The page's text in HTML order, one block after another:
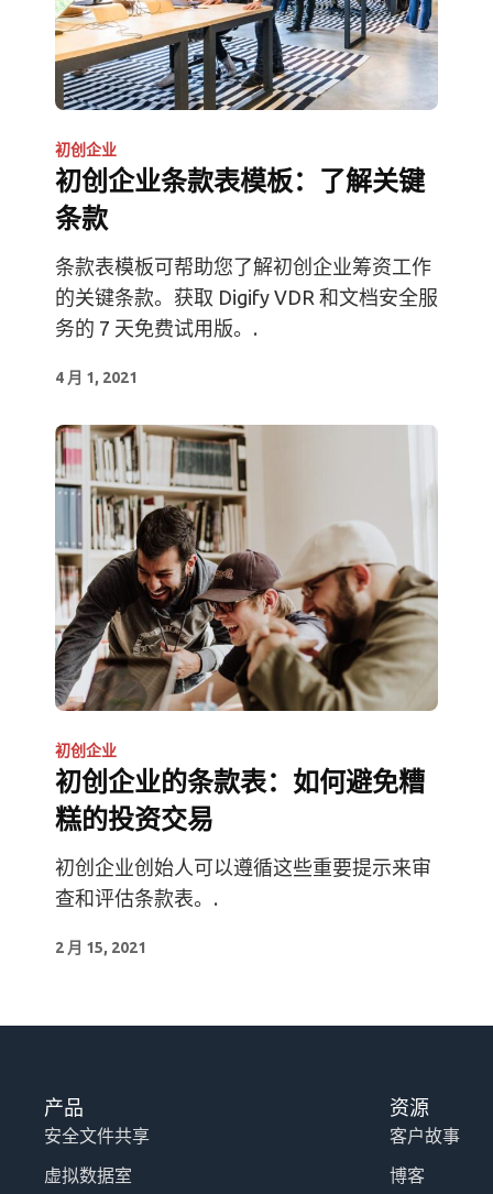
初创企业
初创企业条款表模板：了解关键
条款
条款表模板可帮助您了解初创企业筹资工作
的关键条款。获取 Digify VDR 和文档安全服
务的 7 天免费试用版。.
4 月 1, 2021
初创企业
初创企业的条款表：如何避免糟
糕的投资交易
初创企业创始人可以遵循这些重要提示来审
查和评估条款表。.
2 月 15, 2021
产品
安全文件共享
虚拟数据室
资源
客户故事
博客